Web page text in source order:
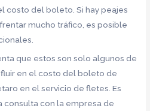
costo del boleto. Si hay peajes
mucho tráfico, es posible
que estos son solo algunos de
en el costo del boleto de
en el servicio de fletes. Es
con la empresa de